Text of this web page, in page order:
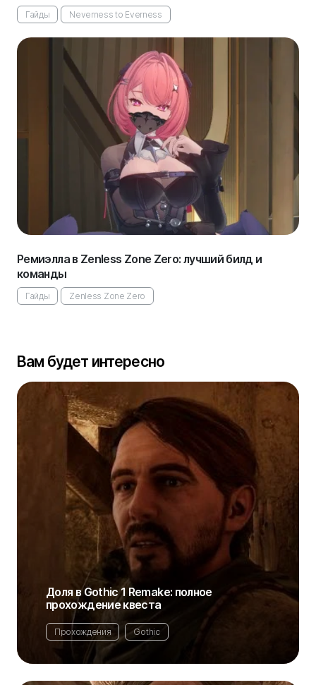
Гайды Neverness to Everness
Ремиэлла в Zenless Zone Zero: лучший билд и
команды
Гайды Zenless Zone Zero
Вам будет интересно
Доля в Gothic 1 Remake: полное
прохождение квеста
Прохождения Gothic